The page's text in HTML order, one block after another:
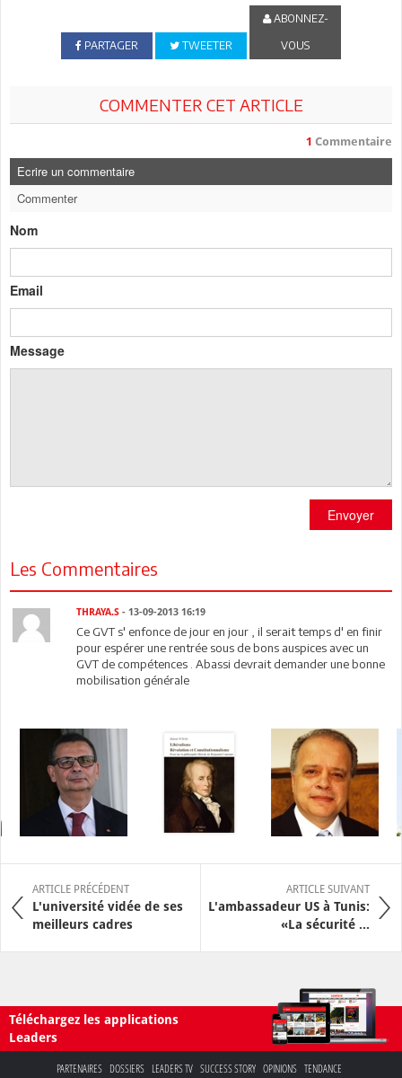
PARTAGER TWEETER
ABONNEZ-
VOUS
COMMENTER CET ARTICLE
1 Commentaire
Ecrire un commentaire
Commenter
Nom
Email
Message
Envoyer
Les Commentaires
THRAYA.S - 13-09-2013 16:19
Ce GVT s' enfonce de jour en jour , il serait temps d' en finir
pour espérer une rentrée sous de bons auspices avec un
GVT de compétences . Abassi devrait demander une bonne
mobilisation générale
ARTICLE PRÉCÉDENT
L'université vidée de ses
meilleurs cadres
ARTICLE SUIVANT
L'ambassadeur US à Tunis:
«La sécurité ...
Téléchargez les applications
Leaders
PARTENAIRES DOSSIERS LEADERS TV SUCCESS STORY OPINIONS TENDANCE